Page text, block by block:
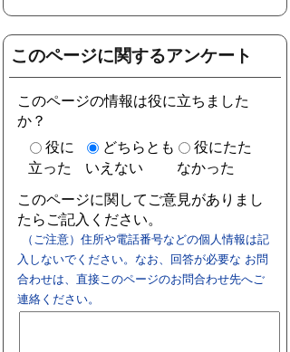
このページに関するアンケート
このページの情報は役に立ちました
か？
役に
立った
どちらとも
いえない
役にたた
なかった
このページに関してご意見がありまし
たらご記入ください。
（ご注意）住所や電話番号などの個人情報は記
入しないでください。なお、回答が必要な お問
合わせは、直接このページのお問合わせ先へご
連絡ください。